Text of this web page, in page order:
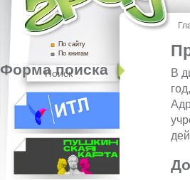
Форма поиска
Поиск
По сайту
По книгам
В